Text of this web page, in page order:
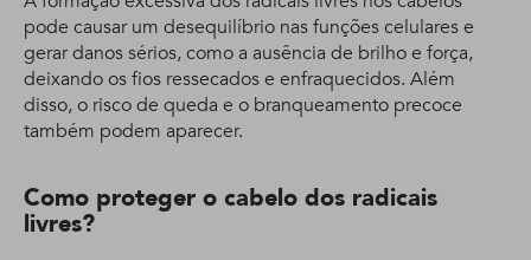
pode causar um desequilíbrio nas funções celulares e
gerar danos sérios, como a ausência de brilho e força,
deixando os fios ressecados e enfraquecidos. Além
disso, o risco de queda e o branqueamento precoce
também podem aparecer.
Como proteger o cabelo dos radicais
livres?